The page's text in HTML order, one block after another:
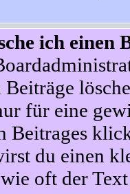
ich einen
für eine
Beitrages
du einen
oft der